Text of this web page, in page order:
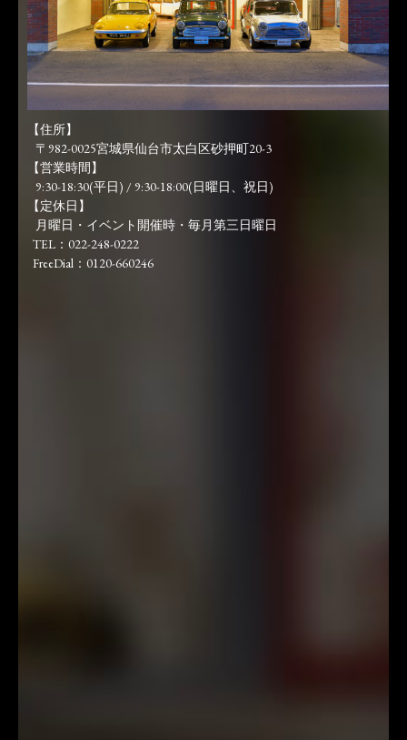
【住所】
〒982-0025宮城県仙台市太白区砂押町20-3
【営業時間】
9:30-18:30(平日) / 9:30-18:00(日曜日、祝日)
【定休日】
月曜日・イベント開催時・毎月第三日曜日
TEL：022-248-0222
FreeDial：0120-660246